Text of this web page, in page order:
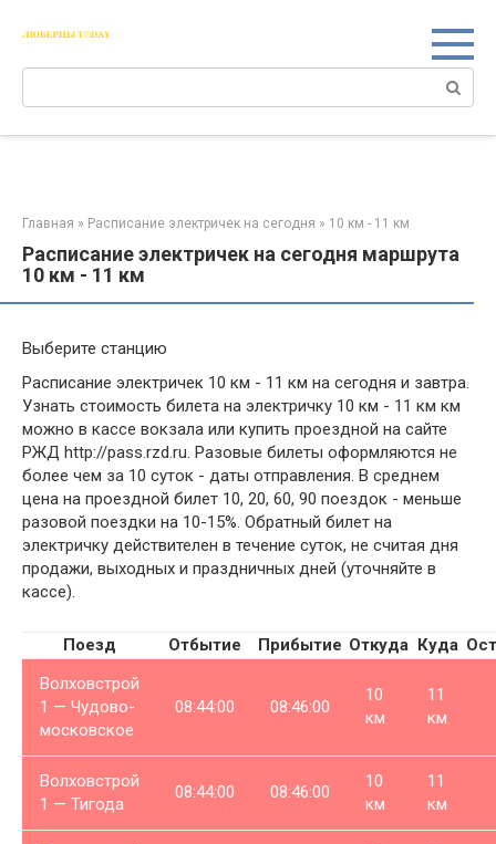
Главная » Расписание электричек на сегодня » 10 км - 11 км
Расписание электричек на сегодня маршрута
10 км - 11 км
Выберите станцию
Расписание электричек 10 км - 11 км на сегодня и завтра.
Узнать стоимость билета на электричку 10 км - 11 км км
можно в кассе вокзала или купить проездной на сайте
РЖД http://pass.rzd.ru. Разовые билеты оформляются не
более чем за 10 суток - даты отправления. В среднем
цена на проездной билет 10, 20, 60, 90 поездок - меньше
разовой поездки на 10-15%. Обратный билет на
электричку действителен в течение суток, не считая дня
продажи, выходных и праздничных дней (уточняйте в
кассе).
Поезд Отбытие Прибытие Откуда Куда
Волховстрой
1 — Чудово-
московское
08:44:00 08:46:00
10
км
11
км
Волховстрой
1 — Тигода
08:44:00 08:46:00
10
км
11
км